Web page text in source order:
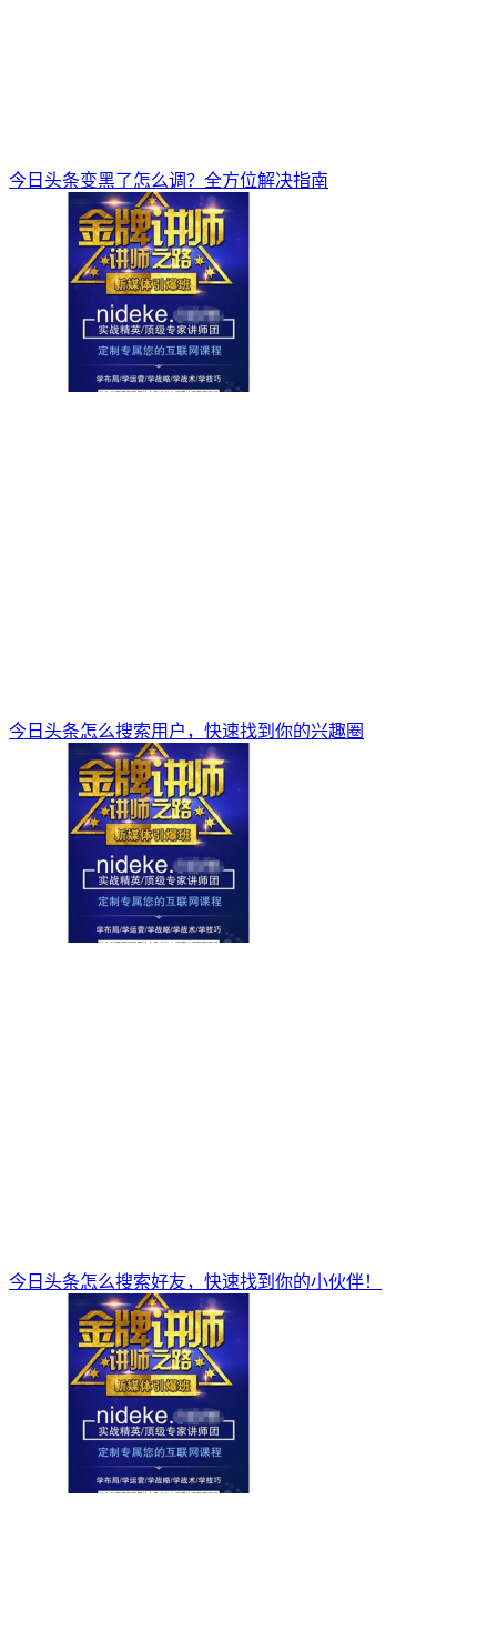
今日头条变黑了怎么调？全方位解决指南
今日头条怎么搜索用户，快速找到你的兴趣圈
今日头条怎么搜索好友，快速找到你的小伙伴！